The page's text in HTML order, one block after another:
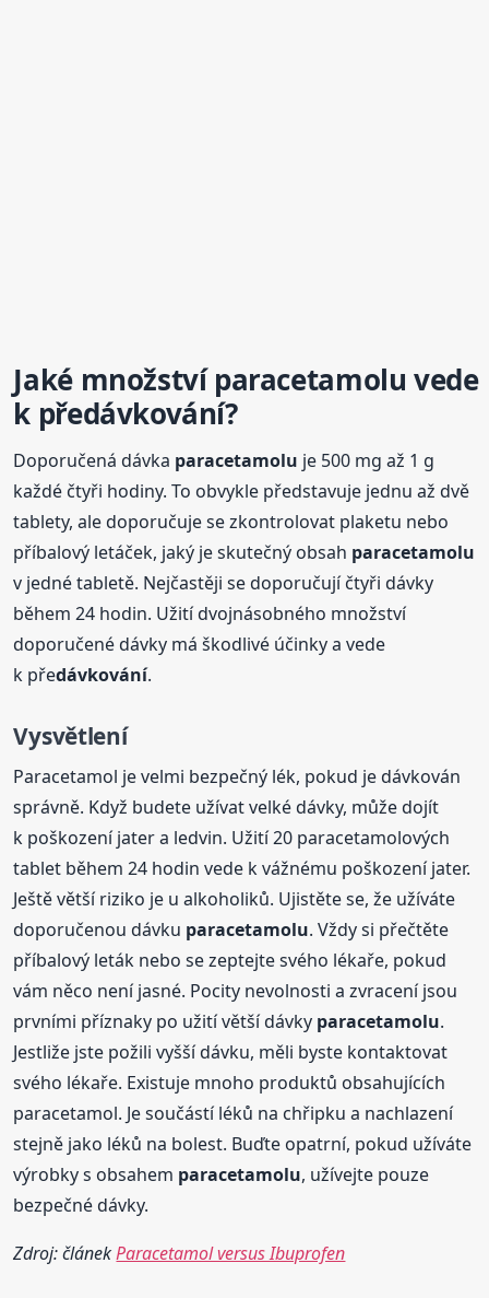
Jaké množstvíparacetamolu vede
k předávkování?
Doporučená dávka paracetamolu je 500 mg až 1 g
každé čtyři hodiny. To obvykle představuje jednu až dvě
tablety, ale doporučuje se zkontrolovat plaketu nebo
příbalový letáček, jaký je skutečný obsah paracetamolu
v jedné tabletě. Nejčastěji se doporučují čtyři dávky
během 24 hodin. Užití dvojnásobného množství
doporučené dávky má škodlivé účinky a vede
k předávkování.
Vysvětlení
Paracetamol je velmi bezpečný lék, pokud je dávkován
správně. Když budete užívat velké dávky, může dojít
k poškození jater a ledvin. Užití 20 paracetamolových
tablet během 24 hodin vede k vážnému poškození jater.
Ještě větší riziko je u alkoholiků. Ujistěte se, že užíváte
doporučenou dávku paracetamolu. Vždy si přečtěte
příbalový leták nebo se zeptejte svého lékaře, pokud
vám něco není jasné. Pocity nevolnosti a zvracení jsou
prvními příznaky po užití větší dávky paracetamolu.
Jestliže jste požili vyšší dávku, měli byste kontaktovat
svého lékaře. Existuje mnoho produktů obsahujících
paracetamol. Je součástí léků na chřipku a nachlazení
stejně jako léků na bolest. Buďte opatrní, pokud užíváte
výrobky s obsahem paracetamolu, užívejte pouze
bezpečné dávky.
Zdroj: článekParacetamol versus Ibuprofen